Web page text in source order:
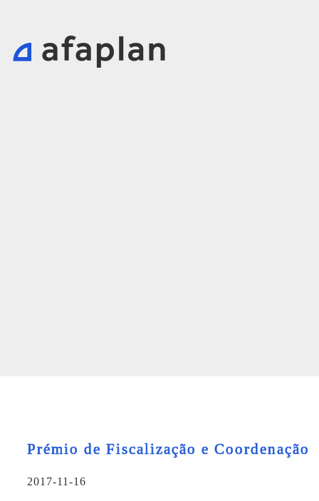
Prémio de Fiscalização e Coordenação
2017-11-16